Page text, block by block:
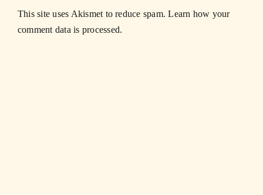
This site uses Akismet to reduce spam.Learn how your
comment data is processed.